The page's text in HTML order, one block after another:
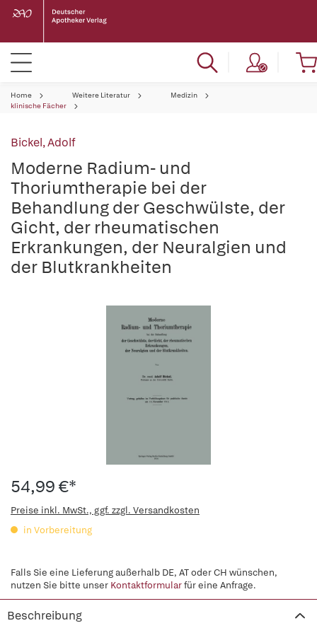
Home Weitere Literatur
Medizin
klinische Fächer
Bickel, Adolf
Moderne Radium- und
Thoriumtherapie bei der
Behandlung der Geschwülste, der
Gicht, der rheumatischen
Erkrankungen, der Neuralgien und
der Blutkrankheiten
54,99 €*
Preise inkl. MwSt., ggf. zzgl. Versandkosten
in Vorbereitung
Falls Sie eine Lieferung außerhalb DE, AT oder CH wünschen,
nutzen Sie bitte unser Kontaktformularfür eine Anfrage.
Beschreibung